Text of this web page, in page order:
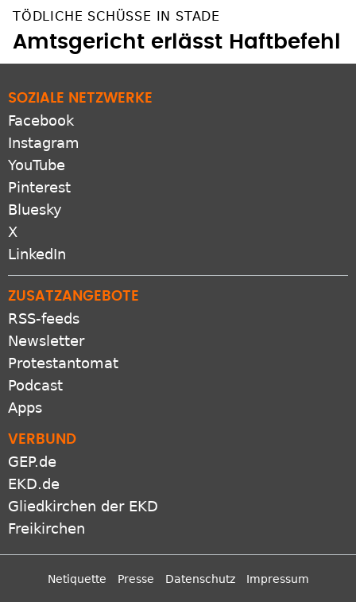
TÖDLICHE SCHÜSSE IN STADE
Amtsgericht erlässt Haftbefehl
SOZIALE NETZWERKE
Facebook
Instagram
YouTube
Pinterest
Bluesky
X
LinkedIn
ZUSATZANGEBOTE
RSS-feeds
Newsletter
Protestantomat
Podcast
Apps
VERBUND
GEP.de
EKD.de
Gliedkirchen der EKD
Freikirchen
Netiquette Presse Datenschutz Impressum